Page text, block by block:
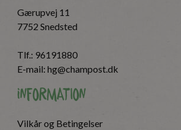
Gærupvej 11
7752 Snedsted
Tlf.: 96191880
E-mail: hg@champost.dk
Information
Vilkår og Betingelser